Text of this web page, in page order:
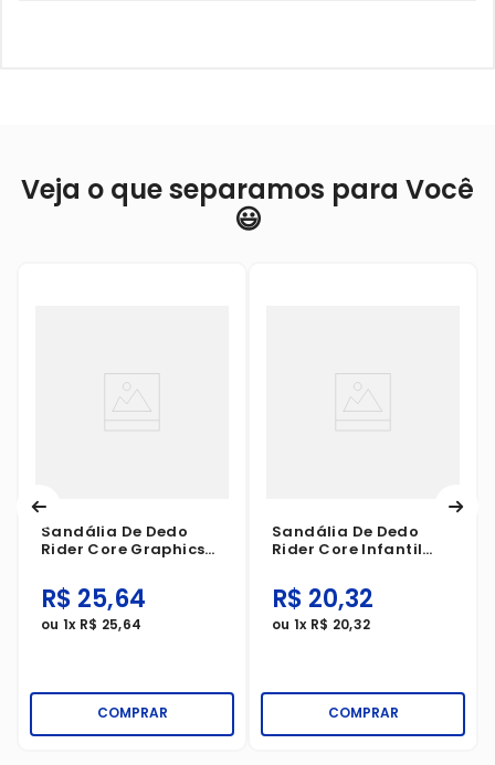
Veja o que separamos para Você
😃
Sandália De Dedo
Rider Core Graphics
R$ 25,64
ou 1x R$ 25,64
COMPRAR
Sandália De Dedo
Rider Core Infantil
R$ 20,32
ou 1x R$ 20,32
COMPRAR